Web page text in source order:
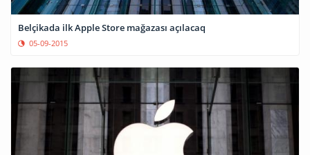
Belçikada ilk Apple Store mağazası açılacaq
05-09-2015